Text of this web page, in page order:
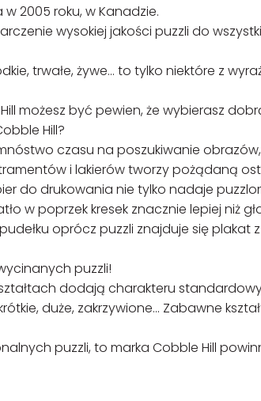
2005 roku, w Kanadzie.
wysokiej jakości puzzli do
trwałe, żywe… to tylko niektóre z
możesz być pewien, że wybierasz
Hill?
czasu na poszukiwanie
i lakierów tworzy pożądaną
do drukowania nie tylko nadaje
w poprzek kresek znacznie lepiej niż
oprócz puzzli znajduje się
puzzli!
dodają charakteru
duże, zakrzywione… Zabawne
puzzli, to marka Cobble Hill